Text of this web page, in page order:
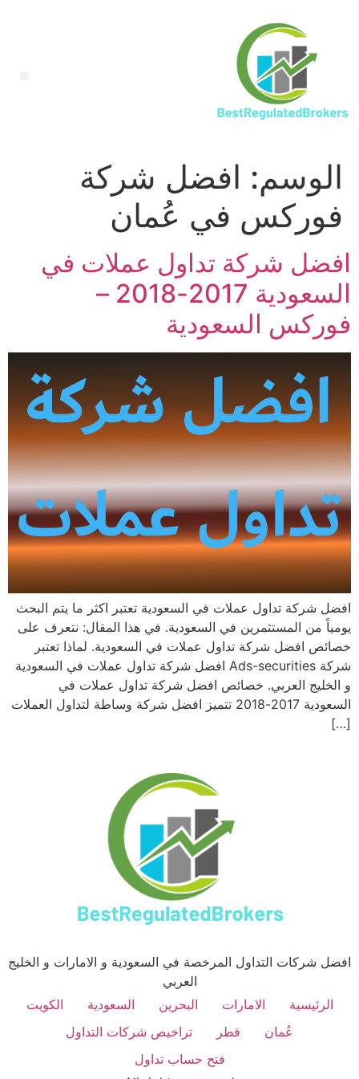
الوسم: افضل شركة
فوركس في عُمان
افضل شركة تداول عملات في
السعودية 2017-2018 –
فوركس السعودية
افضل شركة تداول عملات في السعودية تعتبر اكثر ما يتم البحث
يومياً من المستثمرين في السعودية. في هذا المقال: نتعرف على
خصائص افضل شركة تداول عملات في السعودية. لماذا تعتبر
شركة Ads-securities افضل شركة تداول عملات في السعودية
و الخليج العربي. خصائص افضل شركة تداول عملات في
السعودية 2017-2018 تتميز افضل شركة وساطة لتداول العملات
[…]
افضل شركات التداول المرخصة في السعودية و الامارات و الخليج
العربي
الرئيسية
الامارات البحرين السعودية
الكويت
عُمان
قطر
تراخيص شركات التداول
فتح حساب تداول